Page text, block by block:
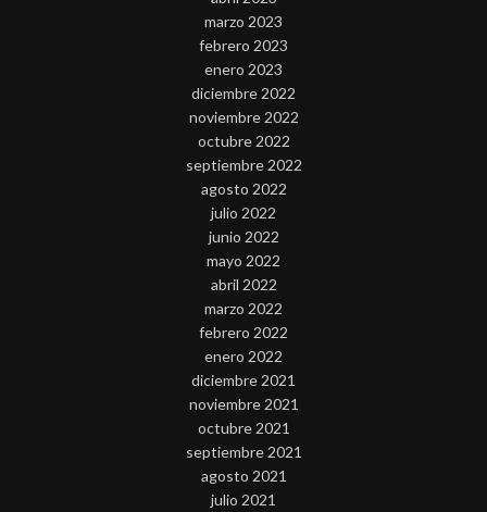
marzo 2023
febrero 2023
enero 2023
diciembre 2022
noviembre 2022
octubre 2022
septiembre 2022
agosto 2022
julio 2022
junio 2022
mayo 2022
abril 2022
marzo 2022
febrero 2022
enero 2022
diciembre 2021
noviembre 2021
octubre 2021
septiembre 2021
agosto 2021
julio 2021